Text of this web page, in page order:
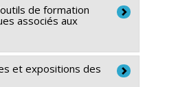
secteur bioalimentaire
de formation
associés aux
et expositions des